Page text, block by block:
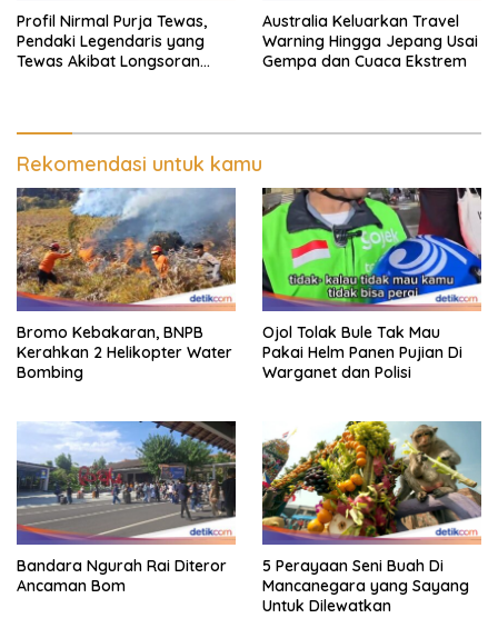
Profil Nirmal Purja Tewas,
Pendaki Legendaris yang
Tewas Akibat Longsoran
Australia Keluarkan Travel
Warning Hingga Jepang Usai
Gempa dan Cuaca Ekstrem
Rekomendasi untuk kamu
Bromo Kebakaran, BNPB
Kerahkan 2 Helikopter Water
Bombing
Ojol Tolak Bule Tak Mau
Pakai Helm Panen Pujian Di
Warganet dan Polisi
Bandara Ngurah Rai Diteror
Ancaman Bom
5 Perayaan Seni Buah Di
Mancanegara yang Sayang
Untuk Dilewatkan